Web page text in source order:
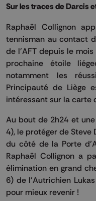
Sur les traces de Darcis
Raphaël Collignon
tennisman au contact
de l'AFT depuis le mois
prochaine étoile
notamment les
Principauté de Liège
intéressant sur la carte
Au bout de 2h24 et
4), le protéger de
du côté de la Porte
Raphaël Collignon a
élimination en grand
6) de l'Autrichien
pour mieux revenir !